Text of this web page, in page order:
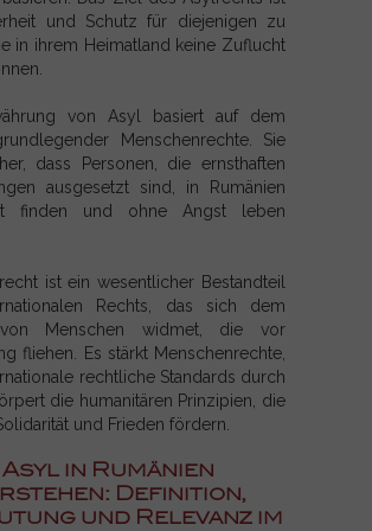
und Schutz für diejenigen zu
in ihrem Heimatland keine Zuflucht
von Asyl basiert auf dem
Menschenrechte. Sie
dass Personen, die ernsthaften
ausgesetzt sind, in Rumänien
finden und ohne Angst leben
ist ein wesentlicher Bestandteil
Rechts, das sich dem
Menschen widmet, die vor
fliehen. Es stärkt Menschenrechte,
rechtliche Standards durch
die humanitären Prinzipien, die
und Frieden fördern.
Asyl in Rumänien
Definition,
und Relevanz im